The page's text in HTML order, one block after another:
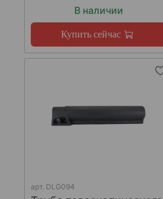
В наличии
Купить сейчас
арт. DLG094